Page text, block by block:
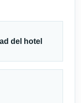
del hotel